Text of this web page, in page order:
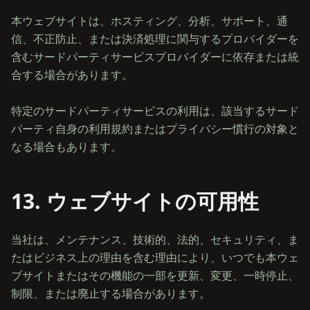
本ウェブサイトは、ホスティング、分析、サポート、通
信、不正防止、または決済処理に関与するプロバイダーを
含むサードパーティサービスプロバイダーに依存または統
合する場合があります。
特定のサードパーティサービスの利用は、該当するサード
パーティ自身の利用規約またはプライバシー慣行の対象と
13. ウェブサイトの可用性
当社は、メンテナンス、技術的、法的、セキュリティ、ま
たはビジネス上の理由を含む理由により、いつでも本ウェ
ブサイトまたはその機能の一部を更新、変更、一時停止、
制限、または廃止する場合があります。